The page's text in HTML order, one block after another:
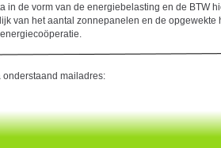
in de vorm van de energiebelasting en de BTW
van het aantal zonnepanelen en de
onderstaand mailadres: